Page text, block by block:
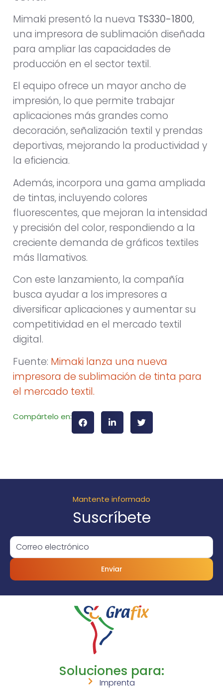
Mimaki presentó la nueva TS330-1800,
una impresora de sublimación diseñada
para ampliar las capacidades de
producción en el sector textil.
El equipo ofrece un mayor ancho de
impresión, lo que permite trabajar
aplicaciones más grandes como
decoración, señalización textil y prendas
deportivas, mejorando la productividad y
la eficiencia.
Además, incorpora una gama ampliada
de tintas, incluyendo colores
fluorescentes, que mejoran la intensidad
y precisión del color, respondiendo a la
creciente demanda de gráficos textiles
más llamativos.
Con este lanzamiento, la compañía
busca ayudar a los impresores a
diversificar aplicaciones y aumentar su
competitividad en el mercado textil
digital.
Fuente: Mimaki lanza una nueva
impresora de sublimación de tinta para
el mercado textil.
Compártelo en:
Mantente informado
Suscríbete
Enviar
Soluciones para:
Imprenta